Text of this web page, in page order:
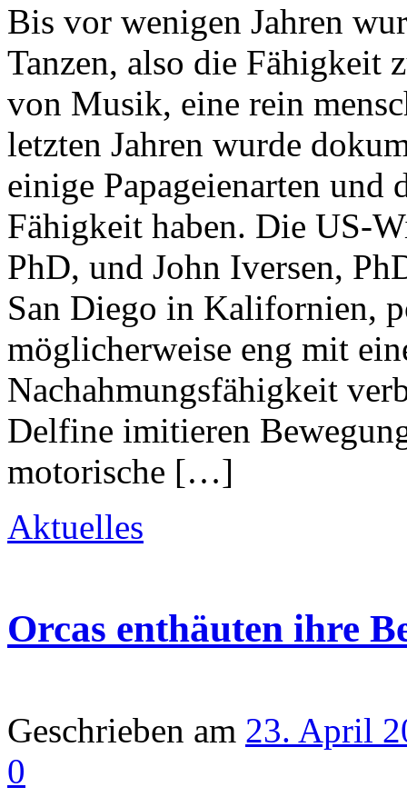
Bis vor wenigen Jahren
Tanzen, also die Fähigkeit
von Musik, eine rein
letzten Jahren wurde
einige Papageienarten und
Fähigkeit haben. Die US-
PhD, und John Iversen,
San Diego in Kalifornien,
möglicherweise eng mit
Nachahmungsfähigkeit
Delfine imitieren
motorische […]
Aktuelles
Orcas enthäuten ihre
Geschrieben am 23. April
0